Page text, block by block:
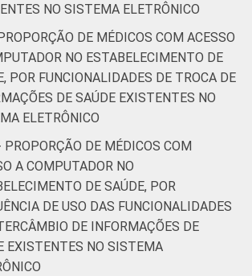
NO SISTEMA ELETRÔNICO
DE MÉDICOS COM ACESSO
NO ESTABELECIMENTO DE
POR FUNCIONALIDADES DE TROCA DE
DE SAÚDE EXISTENTES NO
ELETRÔNICO
PROPORÇÃO DE MÉDICOS COM
A COMPUTADOR NO
DE SAÚDE, POR
DE USO DAS FUNCIONALIDADES
DE INFORMAÇÕES DE
EXISTENTES NO SISTEMA